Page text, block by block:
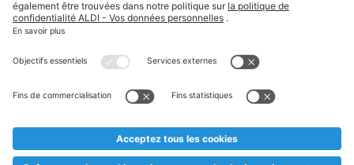
Textes marqués d'un astérisque et mentions légales
* Nous vendons ces articles temporairement et jusqu'à
au cas où, malgré le planning bien étudié, nous serions
prématurément en rupture de stock. Prix Recupel et TVA incl.
** Sur ce site, l’utilisation de la forme masculine a été adoptée